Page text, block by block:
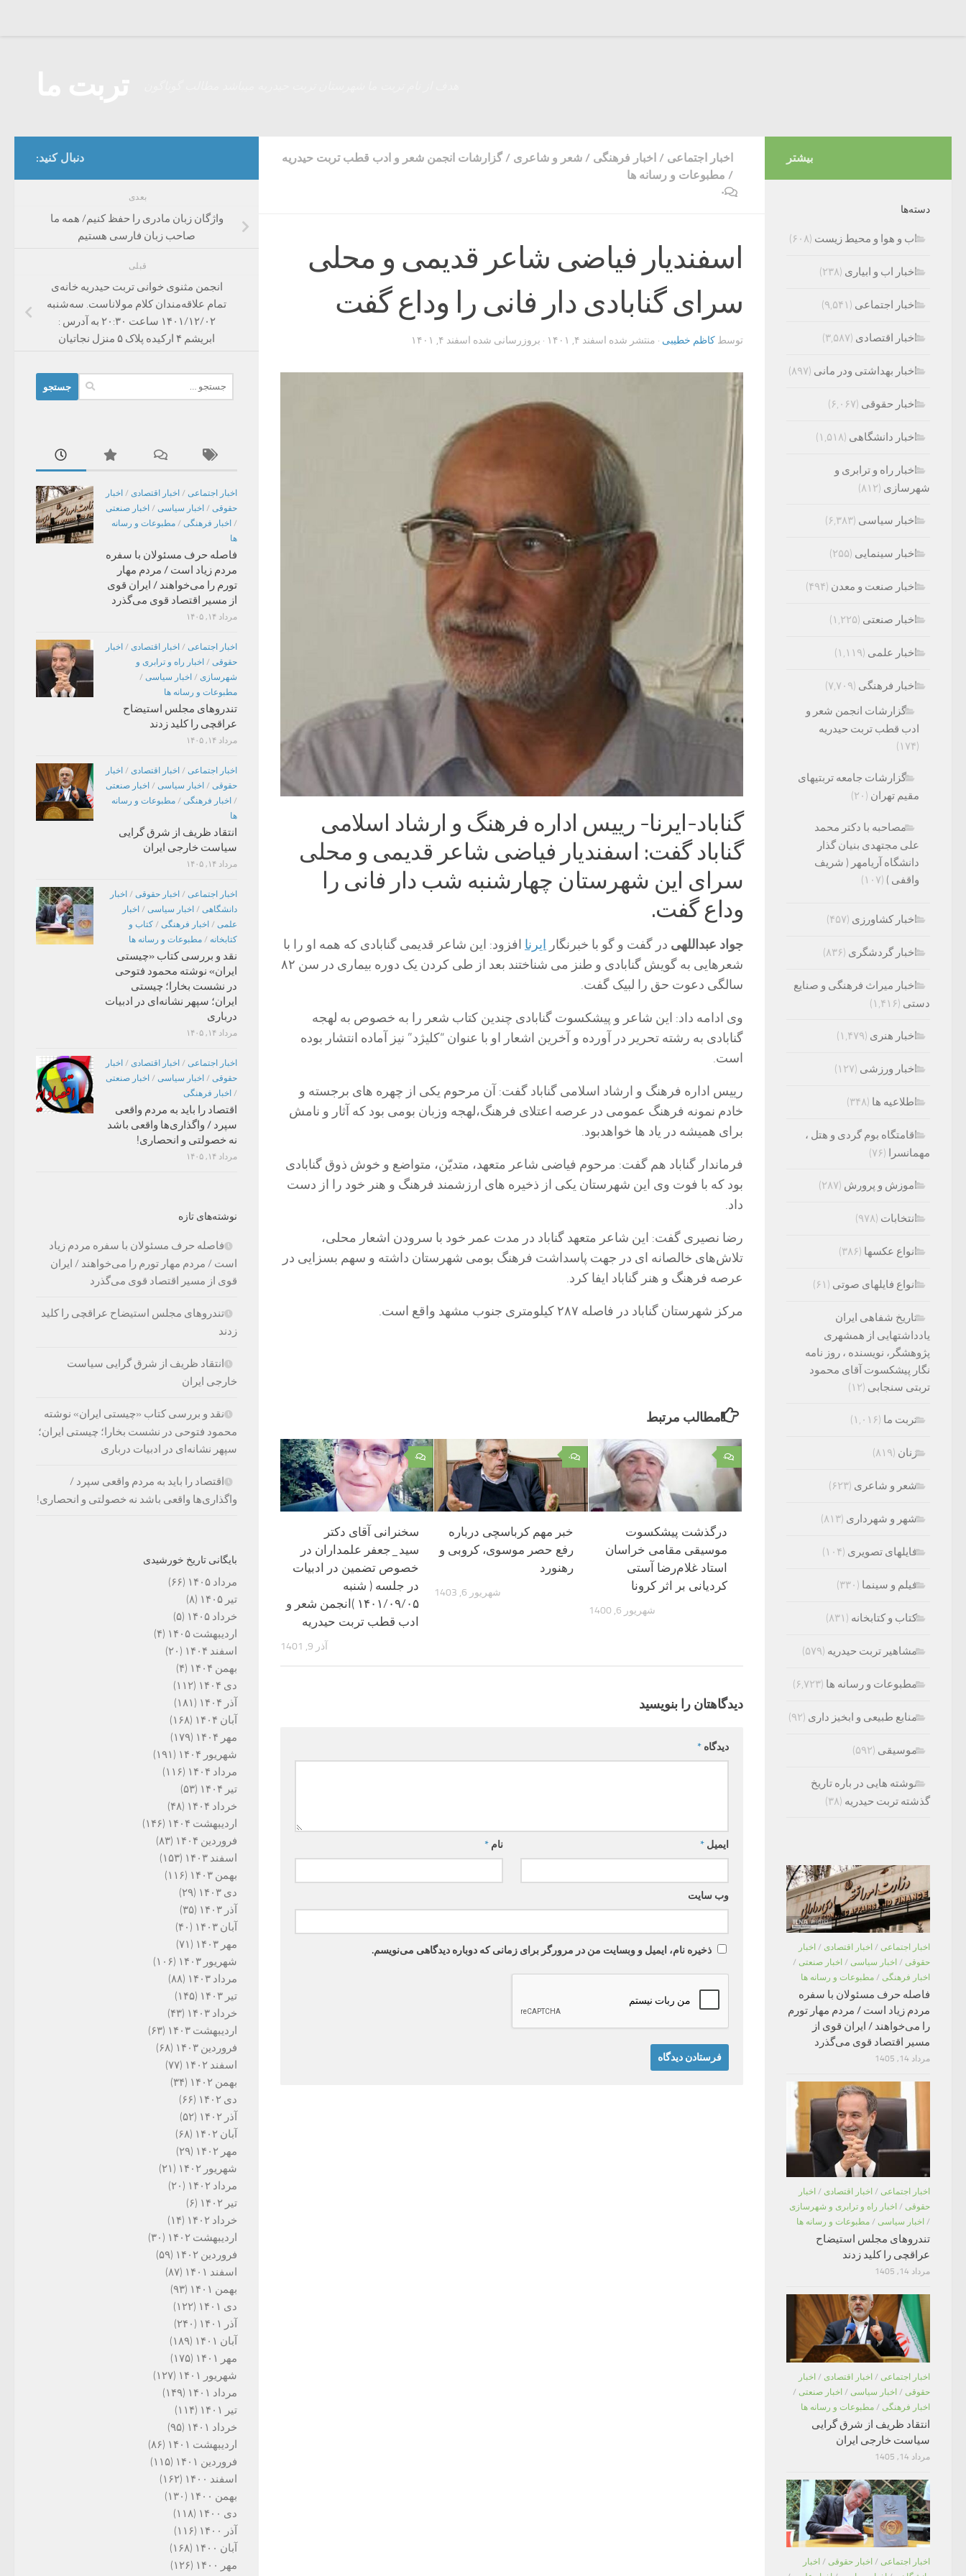
اخبار اجتماعی / اخبار فرهنگی / شعر و شاعری / گزارشات انجمن شعر و ادب قطب تربت حیدریه
/ مطبوعات و رسانه ها
۰
اسفندیار فیاضی شاعر قدیمی و محلی
سرای گنابادی دار فانی را وداع گفت
توسط کاظم خطیبی · منتشر شده اسفند ۴, ۱۴۰۱ · بروزرسانی شده اسفند ۴, ۱۴۰۱
گناباد-ایرنا- رییس اداره فرهنگ و ارشاد اسلامی
گناباد گفت: اسفندیار فیاضی شاعر قدیمی و محلی
سرای این شهرستان چهارشنبه شب دار فانی را
وداع گفت.
جواد عبداللهی در گفت و گو با خبرنگار ایرنا افزود: این شاعر قدیمی گنابادی که همه او را با
شعرهایی به گویش گنابادی و طنز می شناختند بعد از طی کردن یک دوره بیماری در سن ۸۲
سالگی دعوت حق را لبیک گفت.
وی ادامه داد: این شاعر و پیشکسوت گنابادی چندین کتاب شعر را به خصوص به لهجه
گنابادی به رشته تحریر در آورده و آخرین اشعار او با عنوان “کلیژد” نیز آماده انتشار بوده
است.
رییس اداره فرهنگ و ارشاد اسلامی گناباد گفت: آن مرحوم یکی از چهره های برجسته و
خادم نمونه فرهنگ عمومی در عرصه اعتلای فرهنگ،لهجه وزبان بومی بود که آثار و نامش
برای همیشه در یاد ها خواهدبود.
فرماندار گناباد هم گفت: مرحوم فیاضی شاعر متعهد، متدیّن، متواضع و خوش ذوق گنابادی
بود که با فوت وی این شهرستان یکی از ذخیره های ارزشمند فرهنگ و هنر خود را از دست
داد.
رضا نصیری گفت: این شاعر متعهد گناباد در مدت عمر خود با سرودن اشعار محلی،
تلاش‌های خالصانه ای در جهت پاسداشت فرهنگ بومی شهرستان داشته و سهم بسزایی در
عرصه فرهنگ و هنر گناباد ایفا کرد.
مرکز شهرستان گناباد در فاصله ۲۸۷ کیلومتری جنوب مشهد واقع است.
مطالب مرتبط
۰
سخنرانی آقای دکتر
سید_جعفر علمداران در
خصوص تضمین در ادبیات
در جلسه ( شنبه
۱۴۰۱/۰۹/۰۵ )انجمن شعر و
ادب قطب تربت حیدریه
آذر 9, 1401
۰
خبر مهم کرباسچی درباره
رفع حصر موسوی، کروبی و
رهنورد
شهریور 6, 1403
۰
درگذشت پیشکسوت
موسیقی مقامی خراسان
استاد غلام‌رضا آستی
کردیانی بر اثر کرونا
شهریور 6, 1400
دیدگاهتان را بنویسید
دیدگاه *
نام* ایمیل *
وب‌ سایت
ذخیره نام، ایمیل و وبسایت من در مرورگر برای زمانی که دوباره دیدگاهی می‌نویسم.
دنبال کنید:
بعدی
واژگان زبان مادری را حفظ کنیم/ همه ما
صاحب زبان فارسی هستیم
قبلی
انجمن مثنوی خوانی تربت حیدریه خانه‌ی
تمام علاقه‌مندان کلام مولاناست. سه‌شنبه
۱۴۰۱/۱۲/۰۲ ساعت ۲۰:۳۰ به آدرس :
ابریشم ۴ ارکیده پلاک ۵ منزل نجاتیان
برای:
اخبار اجتماعی / اخبار اقتصادی / اخبار
حقوقی / اخبار سیاسی / اخبار صنعتی
/ اخبار فرهنگی / مطبوعات و رسانه
ها
فاصله حرف مسئولان با سفره
مردم زیاد است / مردم مهار
تورم را می‌خواهند / ایران قوی
از مسیر اقتصاد قوی می‌گذرد
مرداد ۱۴, ۱۴۰۵
اخبار اجتماعی / اخبار اقتصادی / اخبار
حقوقی / اخبار راه و ترابری و
شهرسازی / اخبار سیاسی /
مطبوعات و رسانه ها
تندروهای مجلس استیضاح
عراقچی را کلید زدند
مرداد ۱۴, ۱۴۰۵
اخبار اجتماعی / اخبار اقتصادی / اخبار
حقوقی / اخبار سیاسی / اخبار صنعتی
/ اخبار فرهنگی / مطبوعات و رسانه
ها
انتقاد ظریف از شرق گرایی
سیاست خارجی ایران
مرداد ۱۴, ۱۴۰۵
اخبار اجتماعی / اخبار حقوقی / اخبار
دانشگاهی / اخبار سیاسی / اخبار
علمی / اخبار فرهنگی / کتاب و
کتابخانه / مطبوعات و رسانه ها
نقد و بررسی کتاب «چیستی
ایران» نوشته محمود فتوحی
در نشست بخارا؛ چیستی
ایران؛ سپهر نشانه‌ای در ادبیات
درباری
مرداد ۱۴, ۱۴۰۵
اخبار اجتماعی / اخبار اقتصادی / اخبار
حقوقی / اخبار سیاسی / اخبار صنعتی
/ اخبار فرهنگی
اقتصاد را باید به مردم واقعی
سپرد / واگذاری‌ها واقعی باشد
نه خصولتی و انحصاری!
مرداد ۱۴, ۱۴۰۵
نوشته‌های تازه
فاصله حرف مسئولان با سفره مردم زیاد
است / مردم مهار تورم را می‌خواهند / ایران
قوی از مسیر اقتصاد قوی می‌گذرد
تندروهای مجلس استیضاح عراقچی را کلید
زدند
انتقاد ظریف از شرق گرایی سیاست
خارجی ایران
نقد و بررسی کتاب «چیستی ایران» نوشته
محمود فتوحی در نشست بخارا؛ چیستی ایران؛
سپهر نشانه‌ای در ادبیات درباری
اقتصاد را باید به مردم واقعی سپرد /
واگذاری‌ها واقعی باشد نه خصولتی و انحصاری!
بایگانی تاریخ خورشیدی
مرداد ۱۴۰۵
(۶۶)
تیر ۱۴۰۵
(۸)
خرداد ۱۴۰۵
(۵)
اردیبهشت ۱۴۰۵
(۴)
اسفند ۱۴۰۴
(۲۰)
بهمن ۱۴۰۴
(۴)
دی ۱۴۰۴
(۱۱۲)
آذر ۱۴۰۴
(۱۸۱)
آبان ۱۴۰۴
(۱۶۸)
مهر ۱۴۰۴
(۱۷۹)
شهریور ۱۴۰۴
(۱۹۱)
مرداد ۱۴۰۴
(۱۱۶)
تیر ۱۴۰۴
(۵۳)
خرداد ۱۴۰۴
(۴۸)
اردیبهشت ۱۴۰۴
(۱۴۶)
فروردین ۱۴۰۴
(۸۳)
اسفند ۱۴۰۳
(۱۵۳)
بهمن ۱۴۰۳
(۱۱۶)
دی ۱۴۰۳
(۲۹)
آذر ۱۴۰۳
(۳۵)
آبان ۱۴۰۳
(۴۰)
مهر ۱۴۰۳
(۷۱)
شهریور ۱۴۰۳
(۱۰۶)
مرداد ۱۴۰۳
(۸۸)
تیر ۱۴۰۳
(۱۴۵)
خرداد ۱۴۰۳
(۴۳)
اردیبهشت ۱۴۰۳
(۶۳)
فروردین ۱۴۰۳
(۶۸)
اسفند ۱۴۰۲
(۷۷)
بهمن ۱۴۰۲
(۳۴)
دی ۱۴۰۲
(۶۶)
آذر ۱۴۰۲
(۵۲)
آبان ۱۴۰۲
(۶۸)
مهر ۱۴۰۲
(۲۹)
شهریور ۱۴۰۲
(۲۱)
مرداد ۱۴۰۲
(۲۰)
تیر ۱۴۰۲
(۶)
خرداد ۱۴۰۲
(۱۴)
اردیبهشت ۱۴۰۲
(۳۰)
فروردین ۱۴۰۲
(۵۹)
اسفند ۱۴۰۱
(۸۷)
بهمن ۱۴۰۱
(۹۳)
دی ۱۴۰۱
(۱۲۲)
آذر ۱۴۰۱
(۲۴۰)
آبان ۱۴۰۱
(۱۸۹)
مهر ۱۴۰۱
(۱۷۵)
شهریور ۱۴۰۱
(۱۲۷)
مرداد ۱۴۰۱
(۱۴۹)
تیر ۱۴۰۱
(۱۱۴)
خرداد ۱۴۰۱
(۹۵)
اردیبهشت ۱۴۰۱
(۸۶)
فروردین ۱۴۰۱
(۱۱۵)
اسفند ۱۴۰۰
(۱۶۲)
بهمن ۱۴۰۰
(۱۳۰)
دی ۱۴۰۰
(۱۱۸)
آذر ۱۴۰۰
(۱۱۶)
آبان ۱۴۰۰
(۱۶۸)
مهر ۱۴۰۰
(۱۲۶)
بیشتر
دسته‌ها
اب و هوا و محیط زیست (۶۰۸)
اخبار اب و ابیاری (۲۳۸)
اخبار اجتماعی (۹,۵۴۱)
اخبار اقتصادی (۳,۵۸۷)
اخبار بهداشتی ودر مانی (۸۹۷)
اخبار حقوقی (۶,۰۶۷)
اخبار دانشگاهی (۱,۵۱۸)
اخبار راه و ترابری و
شهرسازی (۸۱۲)
اخبار سیاسی (۶,۳۸۳)
اخبار سینمایی (۲۵۵)
اخبار صنعت و معدن (۴۹۴)
اخبار صنعتی (۱,۲۲۵)
اخبار علمی (۱,۱۱۹)
اخبار فرهنگی (۷,۷۰۹)
گزارشات انجمن شعر و
ادب قطب تربت حیدریه
(۱۷۴)
گزارشات جامعه تربتیهای
مقیم تهران (۲۰)
مصاحبه با دکتر محمد
علی مجتهدی بنیان گذار
دانشگاه آریامهر ( شریف
واقفی ) (۱۰۷)
اخبار کشاورزی (۴۵۷)
اخبار گردشگری (۸۳۶)
اخبار میراث فرهنگی و صنایع
دستی (۱,۴۱۶)
اخبار هنری (۱,۴۷۹)
اخبار ورزشی (۱۲۷)
اطلاعیه ها (۳۴۸)
اقامتگاه بوم گردی و هتل ،
مهمانسرا (۷۶)
اموزش و پرورش (۲۸۷)
انتخابات (۹۷۸)
انواع عکسها (۳۸۶)
انواع فایلهای صوتی (۶۱)
تاریخ شفاهی ایران
یادداشتهایی از همشهری
پژوهشگر، نویسنده ، روز نامه
نگار پیشکسوت آقای محمود
تربتی سنجابی (۱۲)
تربت ما (۱,۰۱۶)
زنان (۸۱۹)
شعر و شاعری (۶۲۳)
شهر و شهرداری (۸۱۳)
فایلهای تصویری (۱۰۴)
فیلم و سینما (۳۳۰)
کتاب و کتابخانه (۸۳۱)
مشاهیر تربت حیدریه (۵۷۹)
مطبوعات و رسانه ها (۶,۷۲۳)
منابع طبیعی و ابخیز داری (۹۲)
موسیقی (۵۹۲)
نوشته هایی در باره تاریخ
گذشته تربت حیدریه (۳۸)
اخبار اجتماعی / اخبار اقتصادی / اخبار
حقوقی / اخبار سیاسی / اخبار صنعتی /
اخبار فرهنگی / مطبوعات و رسانه ها
فاصله حرف مسئولان با سفره
مردم زیاد است / مردم مهار تورم
را می‌خواهند / ایران قوی از
مسیر اقتصاد قوی می‌گذرد
مرداد 14, 1405
اخبار اجتماعی / اخبار اقتصادی / اخبار
حقوقی / اخبار راه و ترابری و شهرسازی
/ اخبار سیاسی / مطبوعات و رسانه ها
تندروهای مجلس استیضاح
عراقچی را کلید زدند
مرداد 14, 1405
اخبار اجتماعی / اخبار اقتصادی / اخبار
حقوقی / اخبار سیاسی / اخبار صنعتی /
اخبار فرهنگی / مطبوعات و رسانه ها
انتقاد ظریف از شرق گرایی
سیاست خارجی ایران
مرداد 14, 1405
اخبار اجتماعی / اخبار حقوقی / اخبار